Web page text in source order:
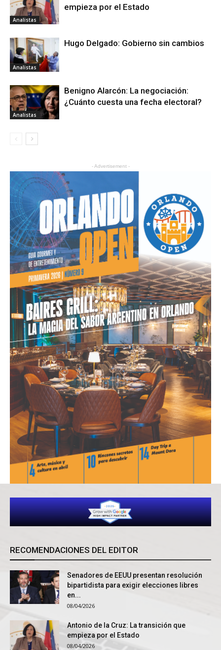
Analistas
empieza por el Estado
Analistas
Hugo Delgado: Gobierno sin cambios
Analistas
Benigno Alarcón: La negociación:
¿Cuánto cuesta una fecha electoral?
- Advertisement -
RECOMENDACIONES DEL EDITOR
Senadores de EEUU presentan resolución
bipartidista para exigir elecciones libres
en...
08/04/2026
Antonio de la Cruz: La transición que
empieza por el Estado
08/04/2026